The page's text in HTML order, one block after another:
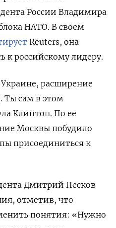
России Владимира
НАТО. В своем
Reuters, она
к российскому лидеру.
расширение
сам в этом
Клинтон. По ее
Москвы побудило
присоединиться к
Дмитрий Песков
отметив, что
понятия: «Нужно